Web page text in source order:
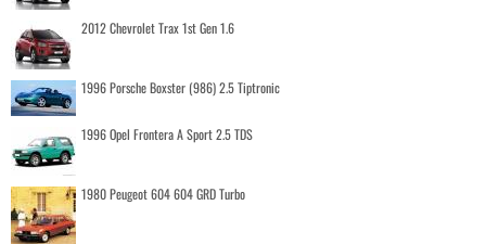
2012 Chevrolet Trax 1st Gen 1.6
1996 Porsche Boxster (986) 2.5 Tiptronic
1996 Opel Frontera A Sport 2.5 TDS
1980 Peugeot 604 604 GRD Turbo